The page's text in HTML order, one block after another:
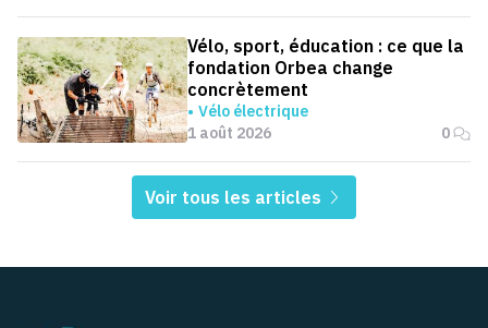
Vélo, sport, éducation : ce que la
fondation Orbea change
concrètement
Vélo électrique
1 août 2026
0
Voir tous les articles